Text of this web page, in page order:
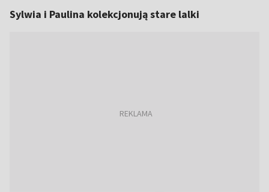
Sylwia i Paulina kolekcjonują stare lalki